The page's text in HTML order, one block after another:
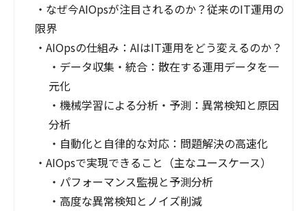
・ なぜ今AIOpsが注目されるのか？従来のIT運用の
限界
・ AIOpsの仕組み：AIはIT運用をどう変えるのか？
・ データ収集・統合：散在する運用データを一
元化
・ 機械学習による分析・予測：異常検知と原因
分析
・ 自動化と自律的な対応：問題解決の高速化
・ AIOpsで実現できること（主なユースケース）
・ パフォーマンス監視と予測分析
・ 高度な異常検知とノイズ削減